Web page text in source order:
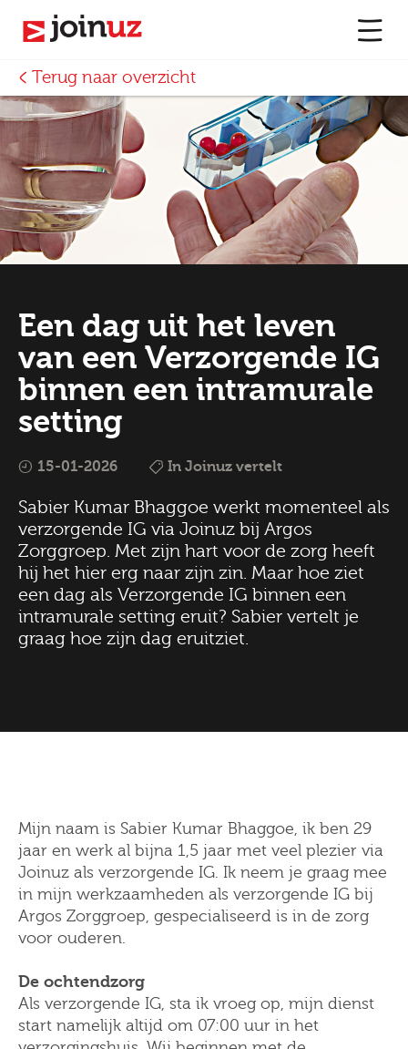
Terug naar overzicht
Een dag uit het leven
van een Verzorgende IG
binnen een intramurale
setting
15-01-2026 In Joinuz vertelt
Sabier Kumar Bhaggoe werkt momenteel als
verzorgende IG via Joinuz bij Argos
Zorggroep. Met zijn hart voor de zorg heeft
hij het hier erg naar zijn zin. Maar hoe ziet
een dag als Verzorgende IG binnen een
intramurale setting eruit? Sabier vertelt je
graag hoe zijn dag eruitziet.
Mijn naam is Sabier Kumar Bhaggoe, ik ben 29
jaar en werk al bijna 1,5 jaar met veel plezier via
Joinuz als verzorgende IG. Ik neem je graag mee
in mijn werkzaamheden als verzorgende IG bij
Argos Zorggroep, gespecialiseerd is in de zorg
voor ouderen.
De ochtendzorg
Als verzorgende IG, sta ik vroeg op, mijn dienst
start namelijk altijd om 07:00 uur in het